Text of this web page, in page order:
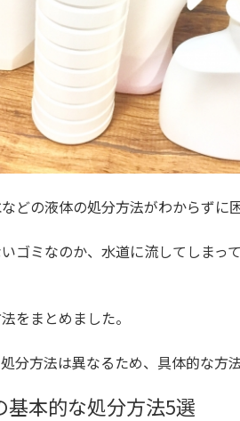
どの液体の処分方法がわからずに
ゴミなのか、水道に流してしまっ
をまとめました。
分方法は異なるため、具体的な方
基本的な処分方法5選